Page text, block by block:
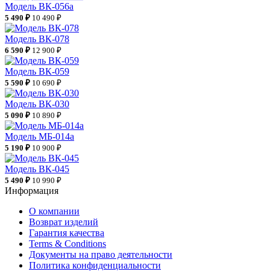
Модель ВК-056а
5 490 ₽ 10 490 ₽
Модель ВК-078
6 590 ₽ 12 900 ₽
Модель ВК-059
5 590 ₽ 10 690 ₽
Модель ВК-030
5 090 ₽ 10 890 ₽
Модель МБ-014а
5 190 ₽ 10 900 ₽
Модель ВК-045
5 490 ₽ 10 990 ₽
Информация
О компании
Возврат изделий
Гарантия качества
Terms & Conditions
Документы на право деятельности
Политика конфиденциальности